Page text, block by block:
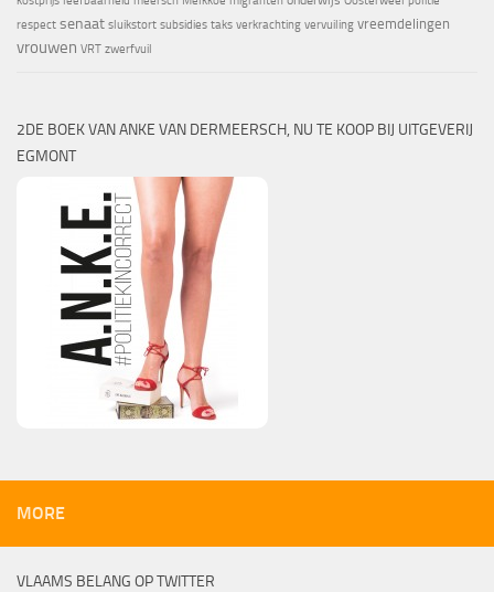
respect senaat sluikstort subsidies taks verkrachting vervuiling vreemdelingen
vrouwen VRT zwerfvuil
2DE BOEK VAN ANKE VAN DERMEERSCH, NU TE KOOP BIJ UITGEVERIJ
EGMONT
MORE
VLAAMS BELANG OP TWITTER